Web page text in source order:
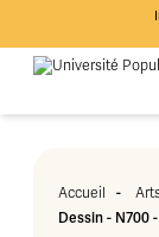
Accueil -
Dessin - N700